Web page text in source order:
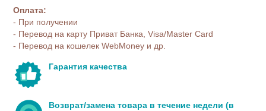
Оплата:
- При получении
- Перевод на карту Приват Банка, Visa/Master Card
- Перевод на кошелек WebMoney и др.
Гарантия качества
Возврат/замена товара в течение недели (в